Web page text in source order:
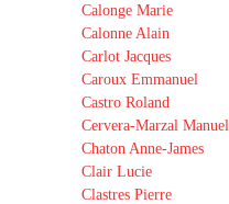
Calonge Marie
Calonne Alain
Carlot Jacques
Caroux Emmanuel
Castro Roland
Cervera-Marzal Manuel
Chaton Anne-James
Clair Lucie
Clastres Pierre